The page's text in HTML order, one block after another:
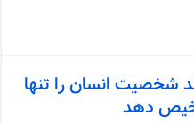
انسان را تنها
دهد